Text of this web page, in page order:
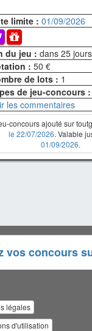
limite :01/09/2026
du jeu :dans 25 jours
:50 €
de lots : 1
de jeu-concours
les commentaires
concours ajouté sur
le 22/07/2026. Valable
01/09/2026.
vos concours
légales
d'utilisation